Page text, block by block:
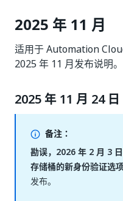
2025 年 11 月
适用于 Automation
2025 年 11 月发布说明。
2025 年 11 月 24 日
备注：
勘误，2026 年 2 月 3 日
存储桶的新身份验证选
发布。